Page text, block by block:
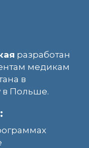
разработан
медикам
в
в Польше.